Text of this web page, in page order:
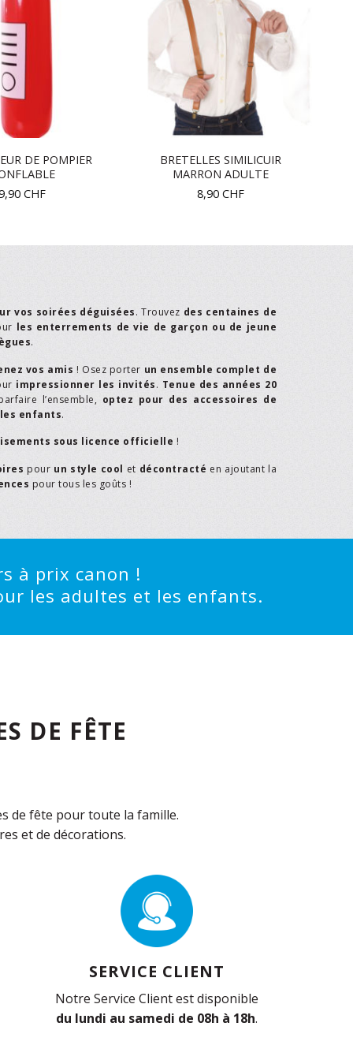
DE POMPIER
CHF
BRETELLES SIMILICUIR
MARRON ADULTE
8,90 CHF
vos soirées déguisées. Trouvez des centaines de
les enterrements de vie de garçon ou de jeune
.
vos amis ! Osez porter un ensemble complet de
impressionner les invités. Tenue des années 20
l’ensemble, optez pour des accessoires de
les enfants.
sous licence officielle !
pour un style cool et décontracté en ajoutant la
pour tous les goûts !
à prix canon !
les adultes et les enfants.
DE FÊTE
de fête pour toute la famille.
et de décorations.
SERVICE CLIENT
Notre Service Client est disponible
du lundi au samedi de 08h à 18h.